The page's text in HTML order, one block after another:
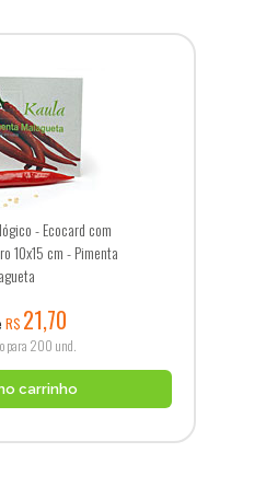
- Ecocard com
10x15 cm - Pimenta
R$ 21,70
para 200 und.
carrinho